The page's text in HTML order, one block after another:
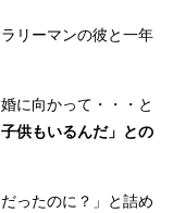
リーマンの彼と一年
に向かって・・・と
供もいるんだ」との
ったのに？」と詰め